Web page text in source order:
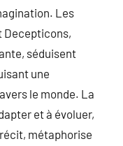
Les
Decepticons,
séduisent
une
le monde. La
et à évoluer,
métaphorise